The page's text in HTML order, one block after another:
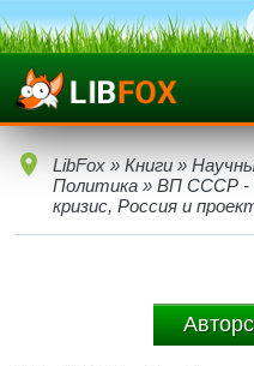
LibFox » Книги »
Политика » ВП СССР -
кризис, Россия и